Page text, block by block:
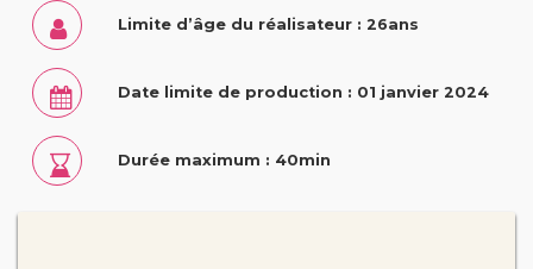
Limite d’âge du réalisateur : 26ans
Date limite de production : 01 janvier 2024
Durée maximum : 40min